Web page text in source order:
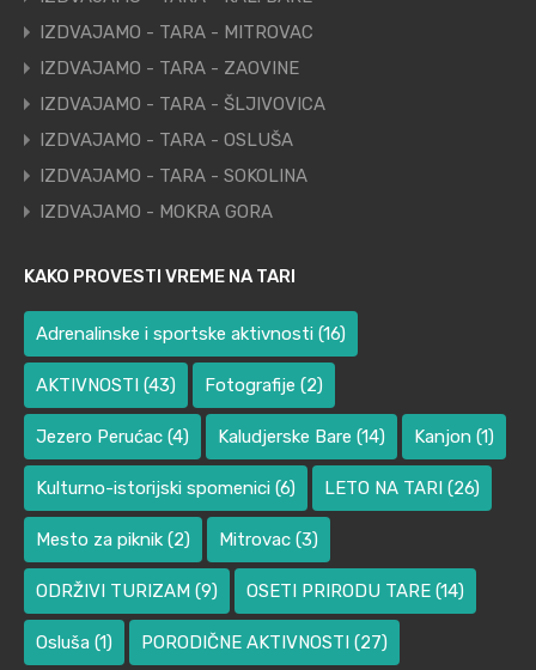
IZDVAJAMO - TARA - MITROVAC
IZDVAJAMO - TARA - ZAOVINE
IZDVAJAMO - TARA - ŠLJIVOVICA
IZDVAJAMO - TARA - OSLUŠA
IZDVAJAMO - TARA - SOKOLINA
IZDVAJAMO - MOKRA GORA
KAKO PROVESTI VREME NA TARI
Adrenalinske i sportske aktivnosti (16)
AKTIVNOSTI (43) Fotografije (2)
Jezero Perućac (4) Kaludjerske Bare (14) Kanjon (1)
Kulturno-istorijski spomenici (6) LETO NA TARI (26)
Mesto za piknik (2) Mitrovac (3)
ODRŽIVI TURIZAM (9) OSETI PRIRODU TARE (14)
Osluša (1) PORODIČNE AKTIVNOSTI (27)